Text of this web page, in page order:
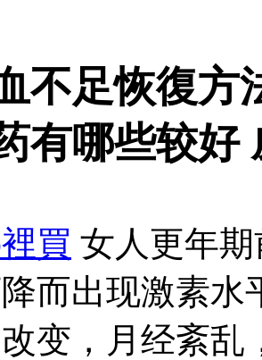
不足恢復方
有哪些较好
買 女人更年
而出现激素水
变，月经紊